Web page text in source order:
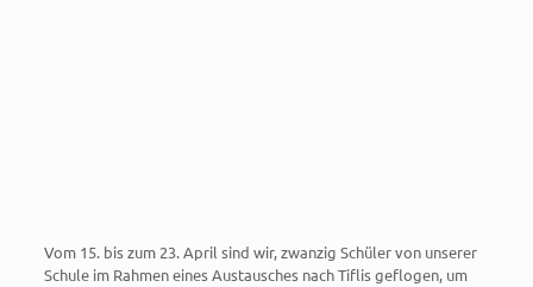
Vom 15. bis zum 23. April sind wir, zwanzig Schüler von unserer
Schule im Rahmen eines Austausches nach Tiflis geflogen, um